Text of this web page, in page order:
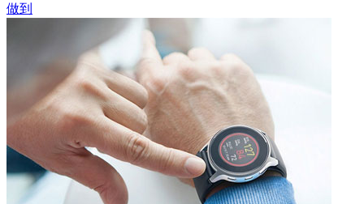
做到